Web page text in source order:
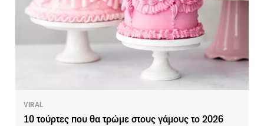
VIRAL
10 τούρτες που θα τρώμε στους γάμους το 2026